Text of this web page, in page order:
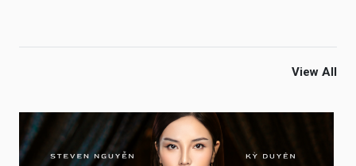
View All